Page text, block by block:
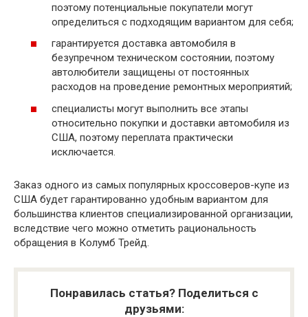
поэтому потенциальные покупатели могут
определиться с подходящим вариантом для себя;
гарантируется доставка автомобиля в
безупречном техническом состоянии, поэтому
автолюбители защищены от постоянных
расходов на проведение ремонтных мероприятий;
специалисты могут выполнить все этапы
относительно покупки и доставки автомобиля из
США, поэтому переплата практически
исключается.
Заказ одного из самых популярных кроссоверов-купе из
США будет гарантированно удобным вариантом для
большинства клиентов специализированной организации,
вследствие чего можно отметить рациональность
обращения в Колумб Трейд.
Понравилась статья? Поделиться с
друзьями: